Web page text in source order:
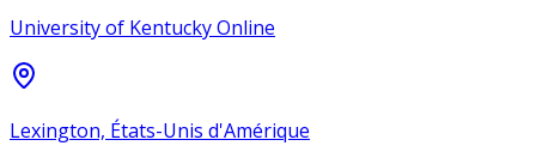
University of Kentucky Online
Lexington, États-Unis d'Amérique